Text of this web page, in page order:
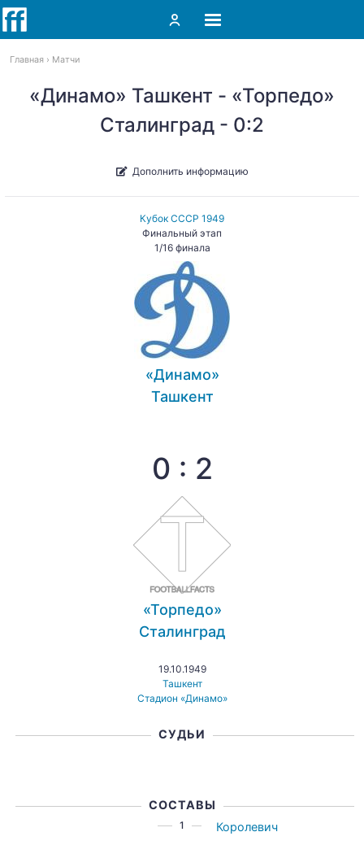
Главная Матчи
«Динамо» Ташкент - «Торпедо»
Сталинград - 0:2
Дополнить информацию
Кубок СССР 1949
Финальный этап
1/16 финала
«Динамо»
Ташкент
0 : 2
«Торпедо»
Сталинград
19.10.1949
Ташкент
Стадион «Динамо»
СУДЬИ
СОСТАВЫ
1 Королевич